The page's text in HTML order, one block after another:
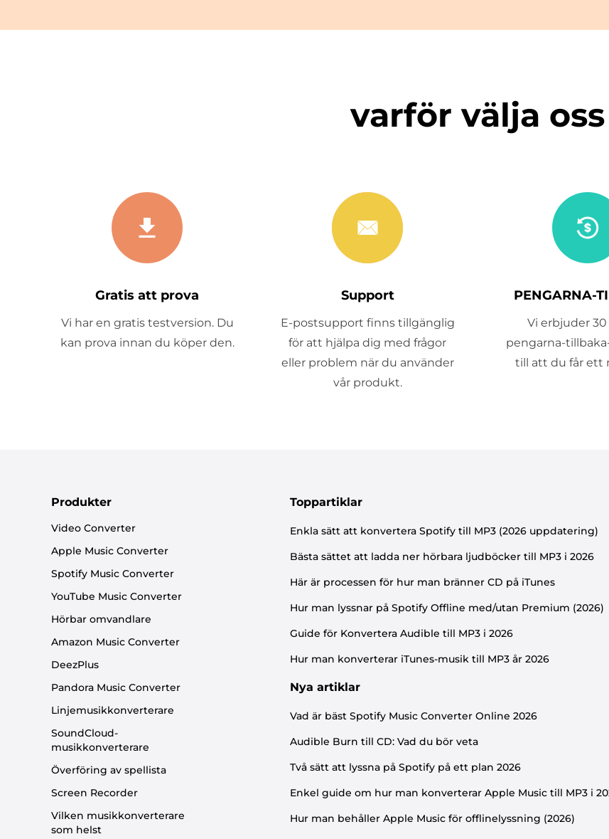
varför välja oss
Gratis att prova
Vi har en gratis testversion. Du
kan prova innan du köper den.
Support
E-postsupport finns tillgänglig
för att hjälpa dig med frågor
eller problem när du använder
vår produkt.
PENGARNA-
Vi erbjuder 30
pengarna-
till att du får ett
Produkter
Video Converter
Apple Music Converter
Spotify Music Converter
YouTube Music Converter
Hörbar omvandlare
Amazon Music Converter
DeezPlus
Pandora Music Converter
Linjemusikkonverterare
SoundCloud-
musikkonverterare
Överföring av spellista
Screen Recorder
Vilken musikkonverterare
som helst
Toppartiklar
Enkla sätt att konvertera Spotify till MP3 (2026 uppdatering)
Bästa sättet att ladda ner hörbara ljudböcker till MP3 i 2026
Här är processen för hur man bränner CD på iTunes
Hur man lyssnar på Spotify Offline med/utan Premium (2026)
Guide för Konvertera Audible till MP3 i 2026
Hur man konverterar iTunes-musik till MP3 år 2026
Nya artiklar
Vad är bäst Spotify Music Converter Online 2026
Audible Burn till CD: Vad du bör veta
Två sätt att lyssna på Spotify på ett plan 2026
Enkel guide om hur man konverterar Apple Music till MP3 i
Hur man behåller Apple Music för offlinelyssning (2026)